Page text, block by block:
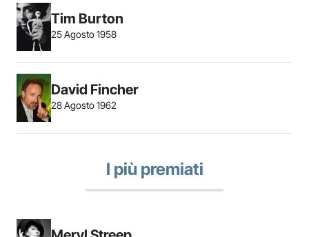
Tim Burton
25 Agosto 1958
David Fincher
28 Agosto 1962
I più premiati